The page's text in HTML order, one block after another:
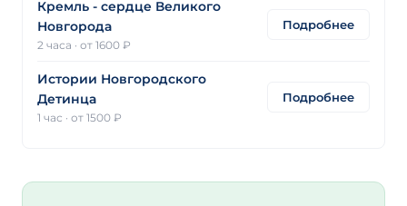
Кремль - сердце Великого
Новгорода
2 часа · от 1600 ₽
Подробнее
Истории Новгородского
Детинца
1 час · от 1500 ₽
Подробнее